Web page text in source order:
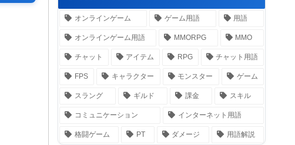
オンラインゲーム ゲーム用語 用語
オンラインゲーム用語 MMORPG MMO
チャット アイテム RPG チャット用語
FPS キャラクター モンスター ゲーム
スラング ギルド 課金 スキル
コミュニケーション インターネット用語
格闘ゲーム PT ダメージ 用語解説